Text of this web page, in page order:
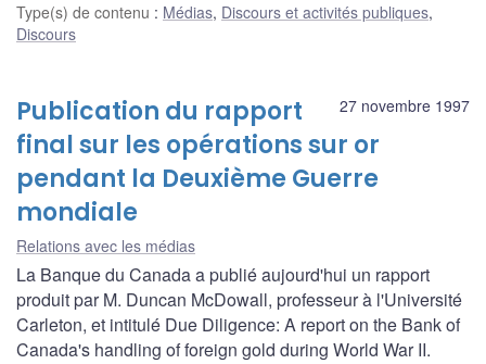
Type(s) de contenu : Médias, Discours et activités publiques,
Discours
27 novembre 1997
Publication du rapport
final sur les opérations sur or
pendant la Deuxième Guerre
mondiale
Relations avec les médias
La Banque du Canada a publié aujourd'hui un rapport
produit par M. Duncan McDowall, professeur à l'Université
Carleton, et intitulé Due Diligence: A report on the Bank of
Canada's handling of foreign gold during World War II.